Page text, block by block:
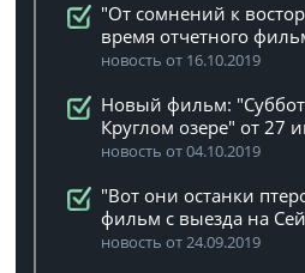
"От сомнений к
время отчетного
новость от 16.10.2019
Новый фильм:
Круглом озере" от 27
новость от 04.10.2019
"Вот они останки
фильм с выезда на
новость от 24.09.2019